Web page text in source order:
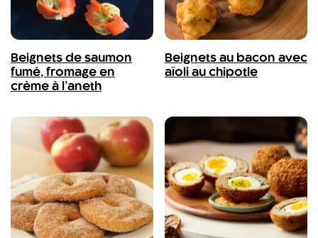
Beignets de saumon
fumé, fromage en
crème à l’aneth
Beignets au bacon avec
aïoli au chipotle